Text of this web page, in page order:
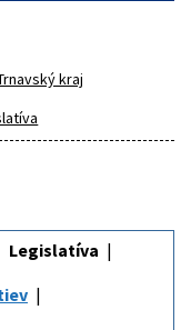
kraj
Legislatíva